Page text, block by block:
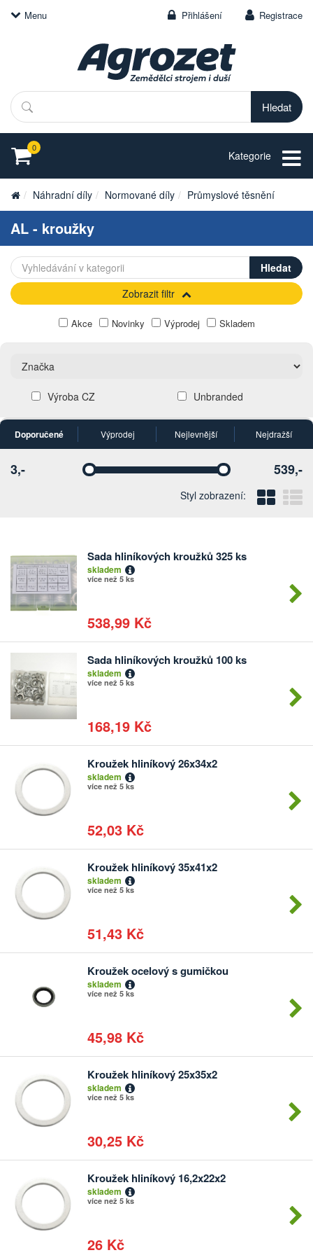
Menu Přihlášení Registrace
Hledat
0
Kategorie
Náhradní díly Normované díly Průmyslové těsnění
AL - kroužky
Zobrazit filtr
Akce Novinky Výprodej Skladem
Výroba CZ Unbranded
Doporučené Výprodej Nejlevnější Nejdražší
Vyberte Vyberte
3,- 539,-
Styl zobrazení:
Sada hliníkových kroužků 325 ks
skladem
více než 5 ks
538,99 Kč
Počet
kusů
Sada hliníkových kroužků 100 ks
skladem
více než 5 ks
168,19 Kč
Počet
kusů
Kroužek hliníkový 26x34x2
skladem
více než 5 ks
52,03 Kč
Počet
kusů
Kroužek hliníkový 35x41x2
skladem
více než 5 ks
51,43 Kč
Počet
kusů
Kroužek ocelový s gumičkou
skladem
více než 5 ks
45,98 Kč
Počet
kusů
Kroužek hliníkový 25x35x2
skladem
více než 5 ks
30,25 Kč
Počet
kusů
Kroužek hliníkový 16,2x22x2
skladem
více než 5 ks
26 Kč
Počet
kusů